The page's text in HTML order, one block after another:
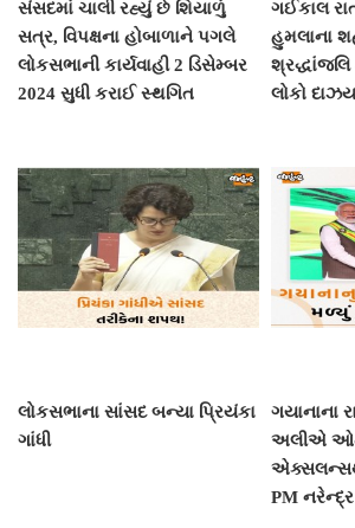
સંસદમાં ચાલી રહ્યું છે શિયાળું
સત્ર, વિપક્ષના હોબાળાને પગલે
લોકસભાની કાર્યવાહી 2 ડિસેમ્બર
2024 સુધી કરાઈ સ્થગિત
ગઈકાલ
હુમલાના
શ્રદ્ધાંજલિ
લોકો
લોકસભાના સાંસદ બન્યા પ્રિયંકા
ગાંધી
ગયાનાના
અલીએ
PM નરેન્દ્ર